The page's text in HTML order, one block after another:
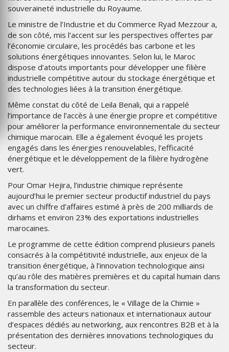
souveraineté industrielle du Royaume.
Le ministre de l’Industrie et du Commerce Ryad Mezzour a,
de son côté, mis l’accent sur les perspectives offertes par
l’économie circulaire, les procédés bas carbone et les
solutions énergétiques innovantes. Selon lui, le Maroc
dispose d’atouts importants pour développer une filière
industrielle compétitive autour du stockage énergétique et
des technologies liées à la transition énergétique.
Même constat du côté de Leila Benali, qui a rappelé
l’importance de l’accès à une énergie propre et compétitive
pour améliorer la performance environnementale du secteur
chimique marocain. Elle a également évoqué les projets
engagés dans les énergies renouvelables, l’efficacité
énergétique et le développement de la filière hydrogène
vert.
Pour Omar Hejira, l’industrie chimique représente
aujourd’hui le premier secteur productif industriel du pays
avec un chiffre d’affaires estimé à près de 200 milliards de
dirhams et environ 23% des exportations industrielles
marocaines.
Le programme de cette édition comprend plusieurs panels
consacrés à la compétitivité industrielle, aux enjeux de la
transition énergétique, à l’innovation technologique ainsi
qu’au rôle des matières premières et du capital humain dans
la transformation du secteur.
En parallèle des conférences, le « Village de la Chimie »
rassemble des acteurs nationaux et internationaux autour
d’espaces dédiés au networking, aux rencontres B2B et à la
présentation des dernières innovations technologiques du
secteur.